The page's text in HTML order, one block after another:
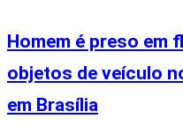
Homem é preso em
objetos de veículo
em Brasília